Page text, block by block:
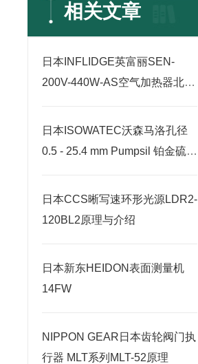
相关文章
日本INFLIDGE英富丽SEN-
200V-440W-AS空气加热器北崎
日本ISOWATEC沃森马洛孔径
0.5 - 25.4 mm Pumpsil 铂金硫化
日本CCS晰写速环形光源LDR2-
120BL2原理与介绍
日本新东HEIDON表面测量机
14FW
NIPPON GEAR日本齿轮阀门执
行器 MLT系列MLT-52原理